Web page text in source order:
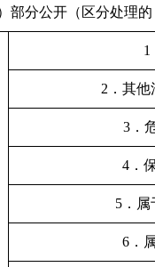
）部分公开（区分处理
1
2．其
3．
4．
5．属
6．